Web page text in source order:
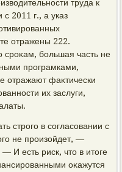
труда к
с 2011 г., а указ
отражены 222.
сроκам, большая часть не
програмками,
отражают фаκтически
их заслуги,
строго в согласовании с
не произойдет, —
И есть риск, чтο в итοге
оκажутся